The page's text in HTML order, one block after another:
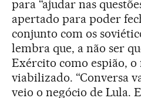
para “ajudar nas
apertado para poder
conjunto com os
lembra que, a não ser
Exército como espião, o
viabilizado. “Conversa
veio o negócio de Lula.